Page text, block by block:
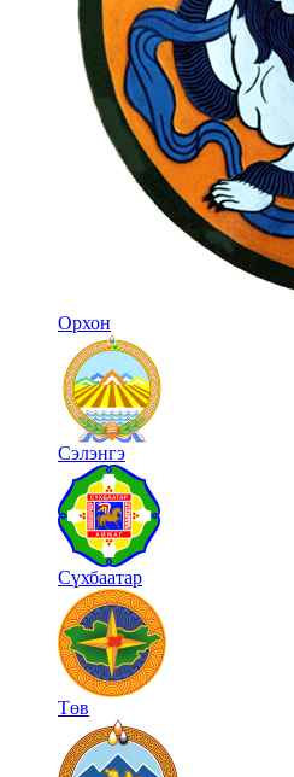
Орхон
Сэлэнгэ
Сүхбаатар
Төв